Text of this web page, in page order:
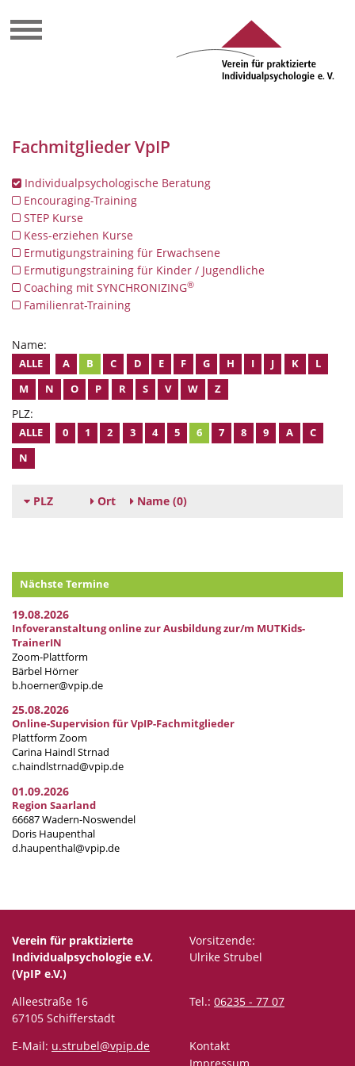
Fachmitglieder VpIP
Individualpsychologische Beratung
Encouraging-Training
STEP Kurse
Kess-erziehen Kurse
Ermutigungstraining für Erwachsene
Ermutigungstraining für Kinder / Jugendliche
Coaching mit SYNCHRONIZING®
Familienrat-Training
Name:
ALLE A B C D E F G H I J K
L
M
N O P R S V W Z
PLZ:
ALLE 0 1 2 3 4 5 6 7 8 9 A
C
N
PLZ Ort Name (0)
Nächste Termine
19.08.2026
Infoveranstaltung online zur Ausbildung zur/m MUTKids-
TrainerIN
Zoom-Plattform
Bärbel Hörner
b.hoerner@vpip.de
25.08.2026
Online-Supervision für VpIP-Fachmitglieder
Plattform Zoom
Carina Haindl Strnad
c.haindlstrnad@vpip.de
01.09.2026
Region Saarland
66687 Wadern-Noswendel
Doris Haupenthal
d.haupenthal@vpip.de
Verein für praktizierte
Individualpsychologie e.V.
(VpIP e.V.)
Vorsitzende:
Ulrike Strubel
Alleestraße 16
67105 Schifferstadt
Tel.: 06235 - 77 07
E-Mail: u.strubel@vpip.de
Kontakt